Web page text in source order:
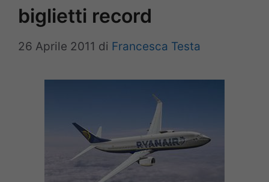
biglietti record
26 Aprile 2011 di Francesca Testa